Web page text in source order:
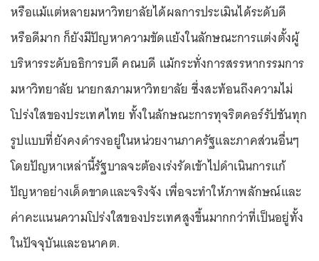
หรือแม้แต่หลายมหาวิทยาลัยได้ผลการประเมินได้ระดับดี
หรือดีมาก ก็ยังมีปัญหาความขัดแย้งในลักษณะการแต่งตั้งผู้
บริหารระดับอธิการบดี คณบดี แม้กระทั่งการสรรหากรรมการ
มหาวิทยาลัย นายกสภามหาวิทยาลัย ซึ่งสะท้อนถึงความไม่
โปร่งใสของประเทศไทย ทั้งในลักษณะการทุจริตคอร์รัปชันทุก
รูปแบบที่ยังคงดำรงอยู่ในหน่วยงานภาครัฐและภาคส่วนอื่นๆ
โดยปัญหาเหล่านี้รัฐบาลจะต้องเร่งรัดเข้าไปดำเนินการแก้
ปัญหาอย่างเด็ดขาดและจริงจัง เพื่อจะทำให้ภาพลักษณ์และ
ค่าคะแนนความโปร่งใสของประเทศสูงขึ้นมากกว่าที่เป็นอยู่ทั้ง
ในปัจจุบันและอนาคต.